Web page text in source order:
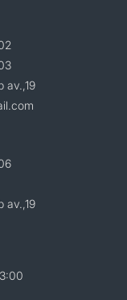
av.,19
av.,19